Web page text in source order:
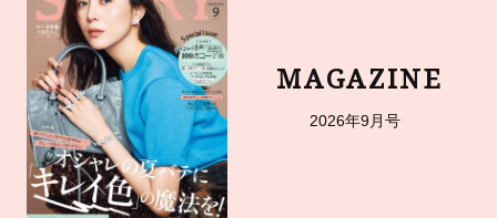
MAGAZINE
2026年9月号